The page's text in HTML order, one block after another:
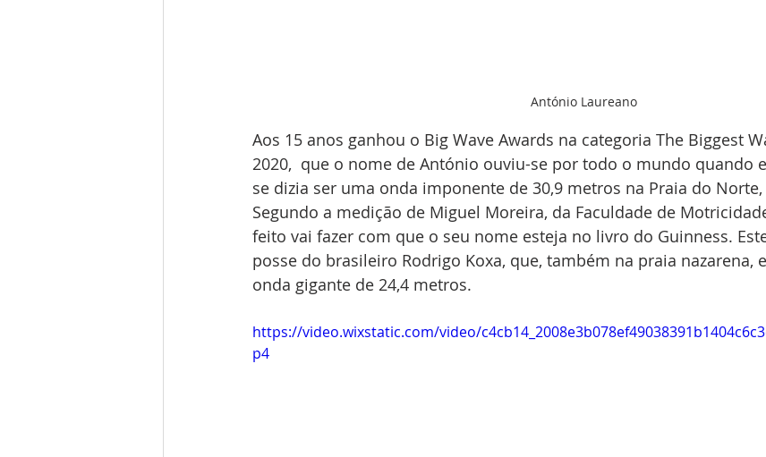
António Laureano
Aos 15 anos ganhou o Big Wave Awards na categoria The Biggest
2020,  que o nome de António ouviu-se por todo o mundo quando
se dizia ser uma onda imponente de 30,9 metros na Praia do Norte,
Segundo a medição de Miguel Moreira, da Faculdade de
feito vai fazer com que o seu nome esteja no livro do Guinness.
posse do brasileiro Rodrigo Koxa, que, também na praia nazarena,
onda gigante de 24,4 metros.
https://video.wixstatic.com/video/
p4